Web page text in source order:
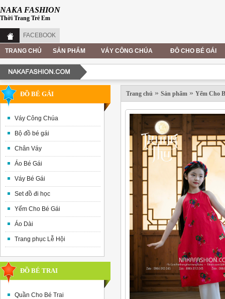
NAKA FASHION
Thời Trang Trẻ Em
FACEBOOK
TRANG CHỦ SẢN PHẨM VÁY CÔNG CHÚA ĐÔ CHO BÉ GÁI
ĐỒ BÉ GÁI
Váy Công Chúa
Bộ đồ bé gái
Chân Váy
Áo Bé Gái
Váy Bé Gái
Set đồ đi học
Yếm Cho Bé Gái
Áo Dài
Trang phục Lễ Hội
ĐỒ BÉ TRAI
Quần Cho Bé Trai
Trang chủ » Sản phẩm » Yếm Cho